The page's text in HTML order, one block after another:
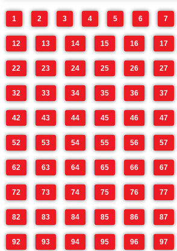
1 2 3 4 5 6 7
12 13 14 15 16 17
22 23 24 25 26 27
32 33 34 35 36 37
42 43 44 45 46 47
52 53 54 55 56 57
62 63 64 65 66 67
72 73 74 75 76 77
82 83 84 85 86 87
92 93 94 95 96 97